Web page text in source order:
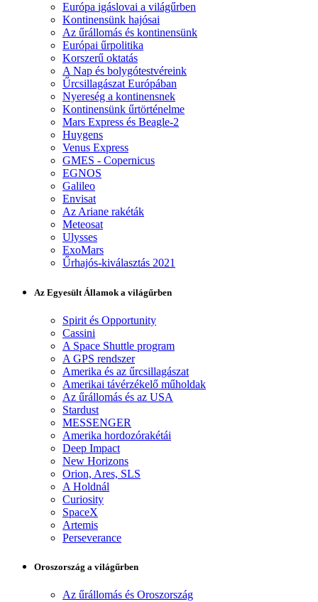
Európa igáslovai a világűrben
Kontinensünk hajósai
Az űrállomás és kontinensünk
Európai űrpolitika
Korszerű oktatás
A Nap és bolygótestvéreink
Űrcsillagászat Európában
Nyereség a kontinensnek
Kontinensünk űrtörténelme
Mars Express és Beagle-2
Huygens
Venus Express
GMES - Copernicus
EGNOS
Galileo
Envisat
Az Ariane rakéták
Meteosat
Ulysses
ExoMars
Űrhajós-kiválasztás 2021
Az Egyesült Államok a világűrben
Spirit és Opportunity
Cassini
A Space Shuttle program
A GPS rendszer
Amerika és az űrcsillagászat
Amerikai távérzékelő műholdak
Az űrállomás és az USA
Stardust
MESSENGER
Amerika hordozórakétái
Deep Impact
New Horizons
Orion, Ares, SLS
A Holdnál
Curiosity
SpaceX
Artemis
Perseverance
Oroszország a világűrben
Az űrállomás és Oroszország